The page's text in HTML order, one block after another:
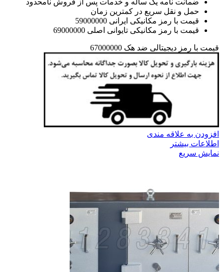
حمل و نقل سریع در کمترین زمان
قیمت با رمز مکانیکی ایرانی 59000000
قیمت با رمز مکانیکی تایوانی اصلی 69000000
قیمت با رمز دیجیتالی ضد هک 67000000
افزودن به علاقه مندی
اطلاعات بیشتر
نمایش سریع